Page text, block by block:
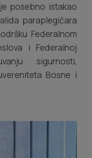
posebno istakao
paraplegičara
Federalnom
i Federalnoj
sigurnosti,
Bosne i